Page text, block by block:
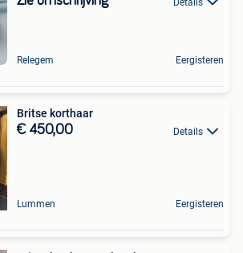
Relegem Eergisteren
Britse korthaar
€ 450,00 Details
Lummen Eergisteren